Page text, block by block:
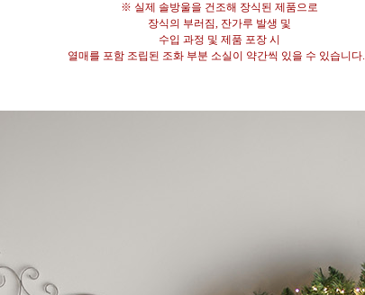
※ 실제 솔방울을 건조해 장식된 제품으로
장식의 부러짐, 잔가루 발생 및
수입 과정 및 제품 포장 시
열매를 포함 조립된 조화 부분 소실이 약간씩 있을 수 있습니다.